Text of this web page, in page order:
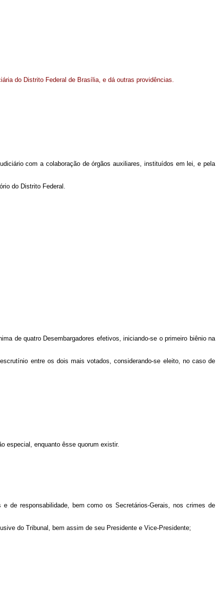
do Distrito Federal de Brasília, e dá outras providências.
com a colaboração de órgãos auxiliares, instituídos em lei, e pela
do Distrito Federal.
de quatro Desembargadores efetivos, iniciando-se o primeiro biênio na
entre os dois mais votados, considerando-se eleito, no caso de
especial, enquanto êsse quorum existir.
responsabilidade, bem como os Secretários-Gerais, nos crimes de
do Tribunal, bem assim de seu Presidente e Vice-Presidente;